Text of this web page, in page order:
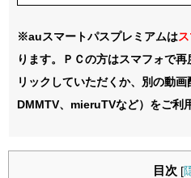
※auスマートパスプレミアムは
ります。ＰＣの方はスマフォで
リックしていただくか、別の動
DMMTV、mieruTVなど）をご利
目次 [